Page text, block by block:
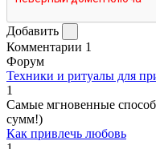
Добавить
Комментарии 1
Форум
Техники и ритуалы для
1
Самые мгновенные
сумм!)
Как привлечь любовь